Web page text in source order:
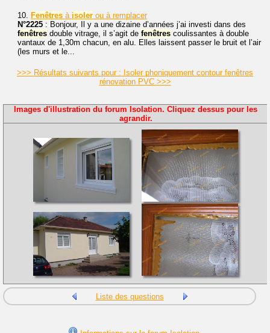
10. Fenêtres à isoler ou à remplacer
N°2225 : Bonjour, Il y a une dizaine d’années j’ai investi dans des
fenêtres double vitrage, il s’agit de fenêtres coulissantes à double
vantaux de 1,30m chacun, en alu. Elles laissent passer le bruit et l’air
(les murs et le...
>>> Résultats suivants pour : Isoler phoniquement contour fenêtres
rénovation PVC >>>
Images d'illustration du forum Isolation. Cliquez dessus pour les
agrandir.
Liste des questions